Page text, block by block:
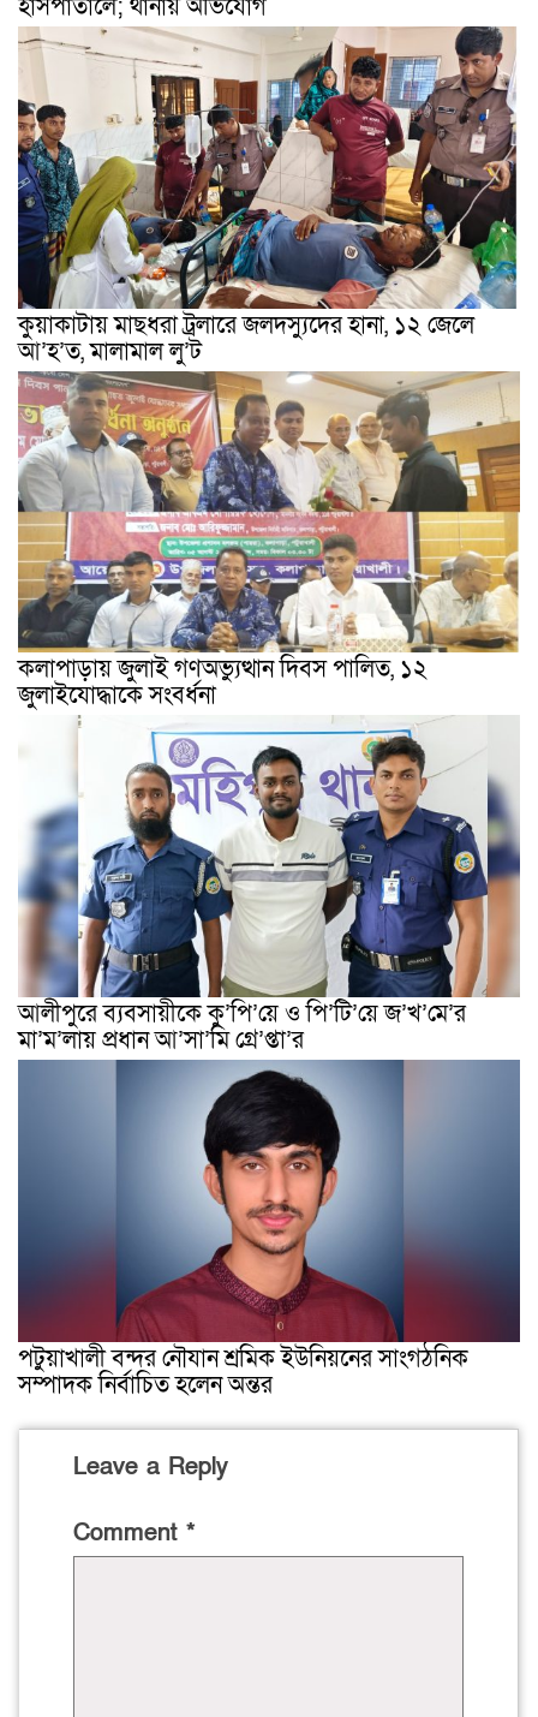
হাসপাতালে; থানায় অভিযোগ
কুয়াকাটায় মাছধরা ট্রলারে জলদস্যুদের হানা, ১২ জেলে
আ’হ’ত, মালামাল লু’ট
কলাপাড়ায় জুলাই গণঅভ্যুত্থান দিবস পালিত, ১২
জুলাইযোদ্ধাকে সংবর্ধনা
আলীপুরে ব্যবসায়ীকে কু’পি’য়ে ও পি’টি’য়ে জ’খ’মে’র
মা’ম’লায় প্রধান আ’সা’মি গ্রে’প্তা’র
পটুয়াখালী বন্দর নৌযান শ্রমিক ইউনিয়নের সাংগঠনিক
সম্পাদক নির্বাচিত হলেন অন্তর
Leave a Reply
Comment *